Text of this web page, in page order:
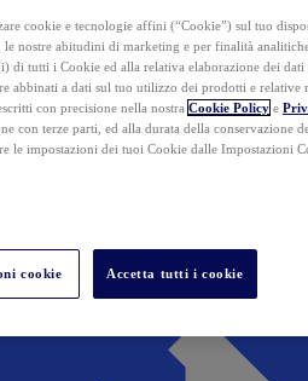
cookie e tecnologie affini (“Cookie”) sul tuo
le nostre abitudini di marketing e per finalità
(i) di tutti i Cookie ed alla relativa elaborazione dei
abbinati a dati sul tuo utilizzo dei prodotti e relative
con precisione nella nostra Cookie Policy e
con terze parti, ed alla durata della conservazione
le impostazioni dei tuoi Cookie dalle Impostazioni
cookie Accetta tutti i cookie